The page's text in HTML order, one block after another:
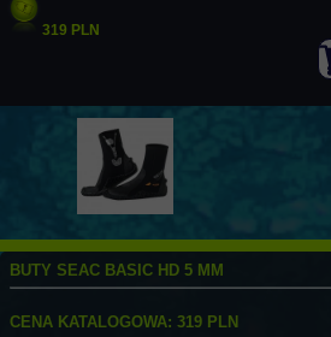
BUTY SEAC BASIC HD 5 MM
CENA KATALOGOWA: 319 PLN
319 PLN